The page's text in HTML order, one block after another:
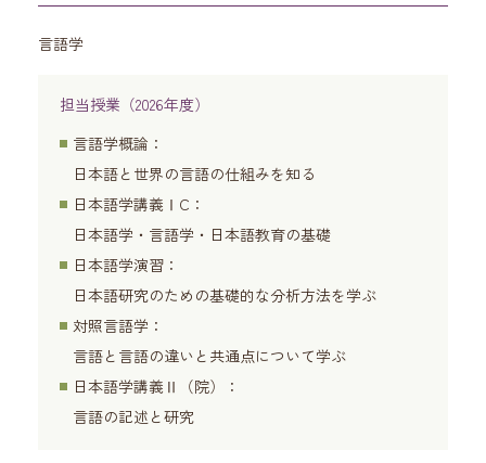
言語学
担当授業（2026年度）
言語学概論：
日本語と世界の言語の仕組みを知る
日本語学講義ⅠC：
日本語学・言語学・日本語教育の基礎
日本語学演習：
日本語研究のための基礎的な分析方法を学ぶ
対照言語学：
言語と言語の違いと共通点について学ぶ
日本語学講義Ⅱ（院）：
言語の記述と研究